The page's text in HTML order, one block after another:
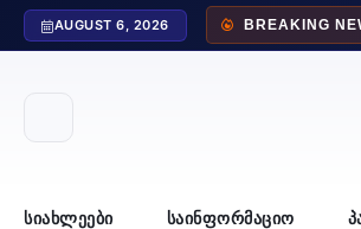
AUGUST 6, 2026 BREAKING
ᲡᲘᲐᲮᲚᲔᲔᲑᲘ ᲡᲐᲘᲜᲤᲝᲠᲛᲐᲪᲘᲝ